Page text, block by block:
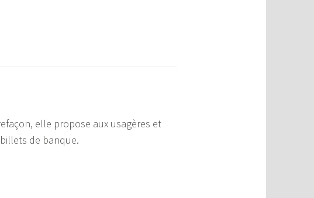
elle propose aux usagères et
de banque.